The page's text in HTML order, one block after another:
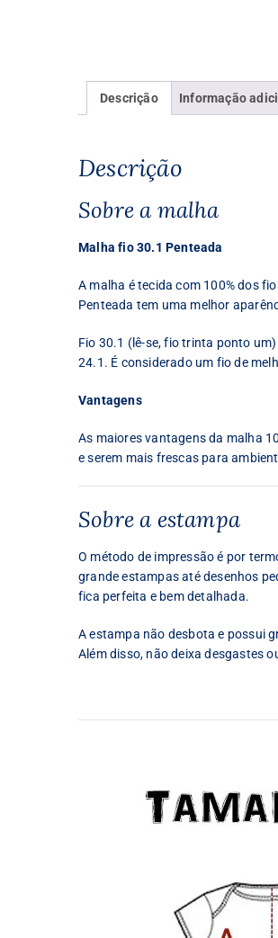
Descrição Informação
Descrição
Sobre a malha
Malha fio 30.1 Penteada
A malha é tecida com 100% dos
Penteada tem uma melhor
Fio 30.1 (lê-se, fio trinta ponto
24.1. É considerado um fio de
Vantagens
As maiores vantagens da malha
e serem mais frescas para
Sobre a estampa
O método de impressão é por
grande estampas até desenhos
fica perfeita e bem detalhada.
A estampa não desbota e possui
Além disso, não deixa desgastes